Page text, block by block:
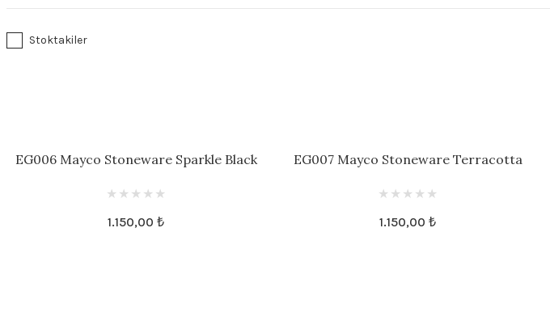
Stoktakiler
EG006 Mayco Stoneware Sparkle Black
1.150,00 ₺
EG007 Mayco Stoneware Terracotta
1.150,00 ₺